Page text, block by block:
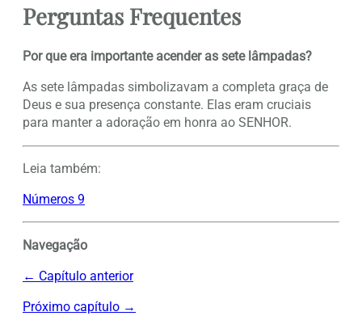
Perguntas Frequentes
Por que era importante acender as sete lâmpadas?
As sete lâmpadas simbolizavam a completa graça de
Deus e sua presença constante. Elas eram cruciais
para manter a adoração em honra ao SENHOR.
Leia também:
Números 9
Navegação
← Capítulo anterior
Próximo capítulo →